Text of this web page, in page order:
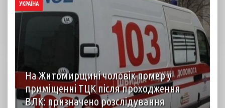
УКРАЇНА
На Житомирщині чоловік помер у
приміщенні ТЦК після проходження
ВЛК: призначено розслідування